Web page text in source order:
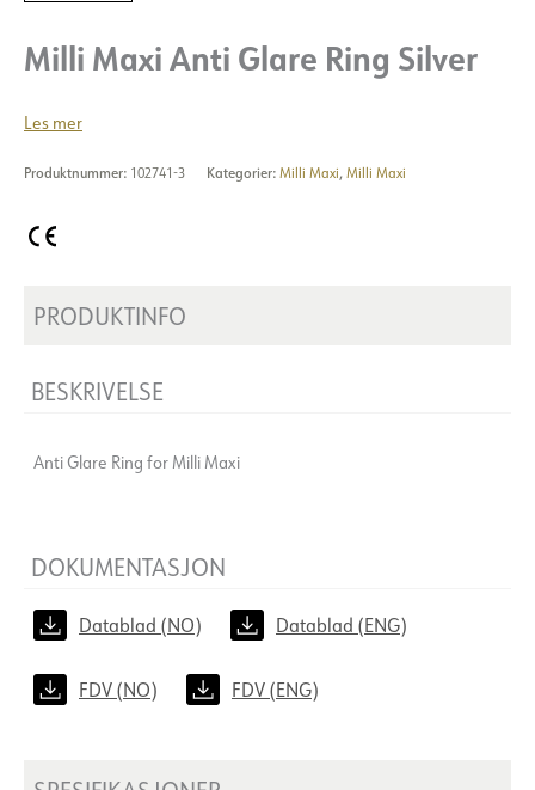
Milli Maxi Anti Glare Ring Silver
Les mer
Produktnummer: 102741-3 Kategorier: Milli Maxi, Milli Maxi
PRODUKTINFO
BESKRIVELSE
Anti Glare Ring for Milli Maxi
DOKUMENTASJON
Datablad (NO) Datablad (ENG)
FDV (NO) FDV (ENG)